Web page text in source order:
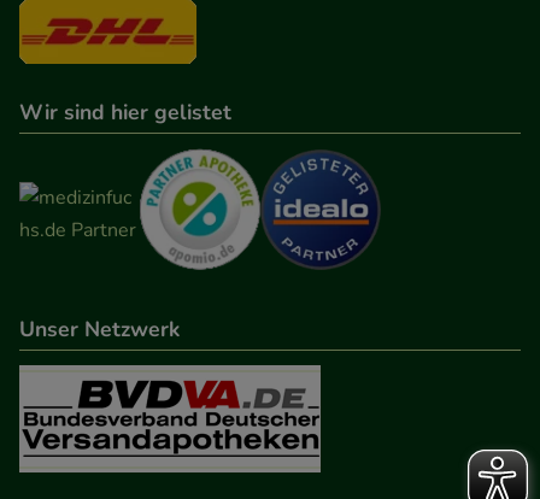
Wir sind hier gelistet
Unser Netzwerk